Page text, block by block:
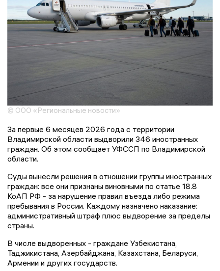
© ООО «Региональные новости»
За первые 6 месяцев 2026 года с территории
Владимирской области выдворили 346 иностранных
граждан. Об этом сообщает УФССП по Владимирской
области.
Суды вынесли решения в отношении группы иностранных
граждан: все они признаны виновными по статье 18.8
КоАП РФ - за нарушение правил въезда либо режима
пребывания в России. Каждому назначено наказание:
административный штраф плюс выдворение за пределы
страны.
В числе выдворенных - граждане Узбекистана,
Таджикистана, Азербайджана, Казахстана, Беларуси,
Армении и других государств.